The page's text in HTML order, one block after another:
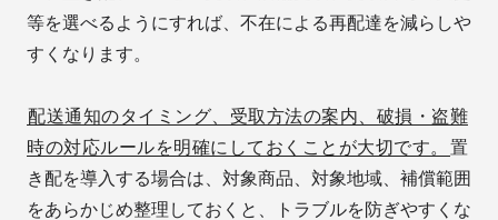
等を選べるようにすれば、不在による再配達を減らしや
すくなります。
配送通知のタイミング、受取方法の案内、破損・盗難
時の対応ルールを明確にしておくことが大切です。 置
き配を導入する場合は、対象商品、対象地域、補償範囲
をあらかじめ整理しておくと、トラブルを防ぎやすくな